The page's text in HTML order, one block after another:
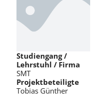
Studiengang /
Lehrstuhl / Firma
SMT
Projektbeteiligte
Tobias Günther